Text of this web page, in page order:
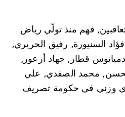
فهم منذ تولّي رياض
السنيورة⸲ رفيق الحريري⸲
قطار⸲ جهاد أزعور⸲
محمد الصفدي⸲ علي
وزني في حكومة تصريف